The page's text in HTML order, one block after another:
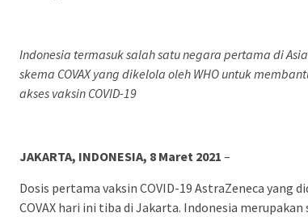
Indonesia termasuk salah satu negara pertama di
skema COVAX yang dikelola oleh WHO untuk
akses vaksin COVID-19
JAKARTA, INDONESIA, 8 Maret 2021 –
Dosis pertama vaksin COVID-19 AstraZeneca yang
COVAX hari ini tiba di Jakarta. Indonesia